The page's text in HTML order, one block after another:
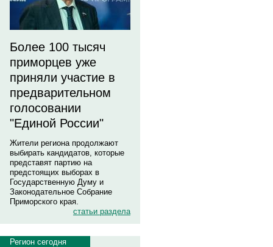
Более 100 тысяч
приморцев уже
приняли участие в
предварительном
голосовании
"Единой России"
Жители региона продолжают
выбирать кандидатов, которые
представят партию на
предстоящих выборах в
Государственную Думу и
Законодательное Собрание
Приморского края.
статьи раздела
Регион сегодня